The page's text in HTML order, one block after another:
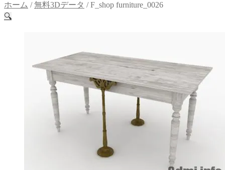
ホーム /無料3Dデータ /F_shop furniture_0026
🔍